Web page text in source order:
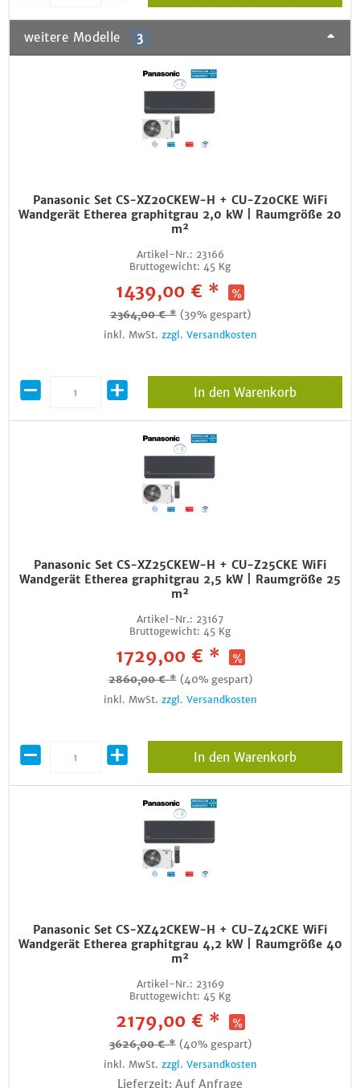
weitere Modelle 3
Panasonic Set CS-XZ20CKEW-H + CU-Z20CKE WiFi
Wandgerät Etherea graphitgrau 2,0 kW | Raumgröße 20
m²
Artikel-Nr.: 23166
Bruttogewicht: 45 Kg
1439,00 € *
2364,00 € * (39% gespart)
inkl. MwSt. zzgl. Versandkosten
In den Warenkorb
Panasonic Set CS-XZ25CKEW-H + CU-Z25CKE WiFi
Wandgerät Etherea graphitgrau 2,5 kW | Raumgröße 25
m²
Artikel-Nr.: 23167
Bruttogewicht: 45 Kg
1729,00 € *
2860,00 € * (40% gespart)
inkl. MwSt. zzgl. Versandkosten
In den Warenkorb
Panasonic Set CS-XZ42CKEW-H + CU-Z42CKE WiFi
Wandgerät Etherea graphitgrau 4,2 kW | Raumgröße 40
m²
Artikel-Nr.: 23169
Bruttogewicht: 45 Kg
2179,00 € *
3626,00 € * (40% gespart)
inkl. MwSt. zzgl. Versandkosten
Lieferzeit: Auf Anfrage